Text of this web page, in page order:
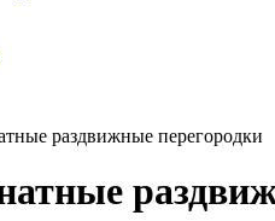
раздвижные перегородки